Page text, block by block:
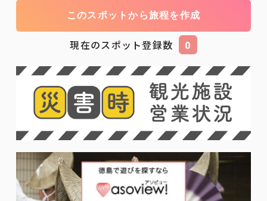
このスポットから旅程を作成
現在のスポット登録数 0